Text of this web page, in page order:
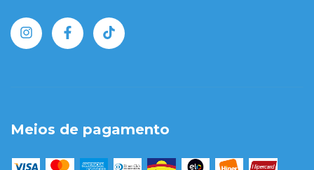
Meios de pagamento